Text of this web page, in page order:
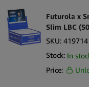
Futurola x
Slim LBC
SKU: 419714
Stock: In
Price: